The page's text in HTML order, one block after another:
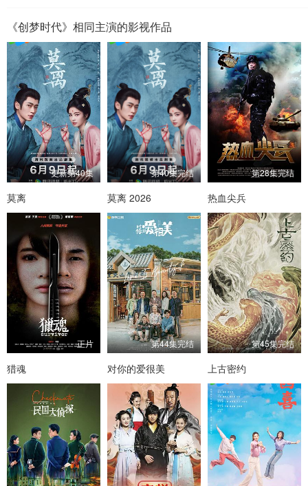
《创梦时代》相同主演的影视作品
更新第40集
莫离
第40集完结
莫离 2026
第28集完结
热血尖兵
正片
猎魂
第44集完结
对你的爱很美
第45集完结
上古密约